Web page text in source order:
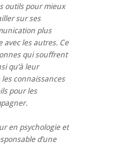
outils pour mieux
sur ses
plus
les autres. Ce
qui souffrent
qu’à leur
connaissances
pour les
en psychologie et
d’une